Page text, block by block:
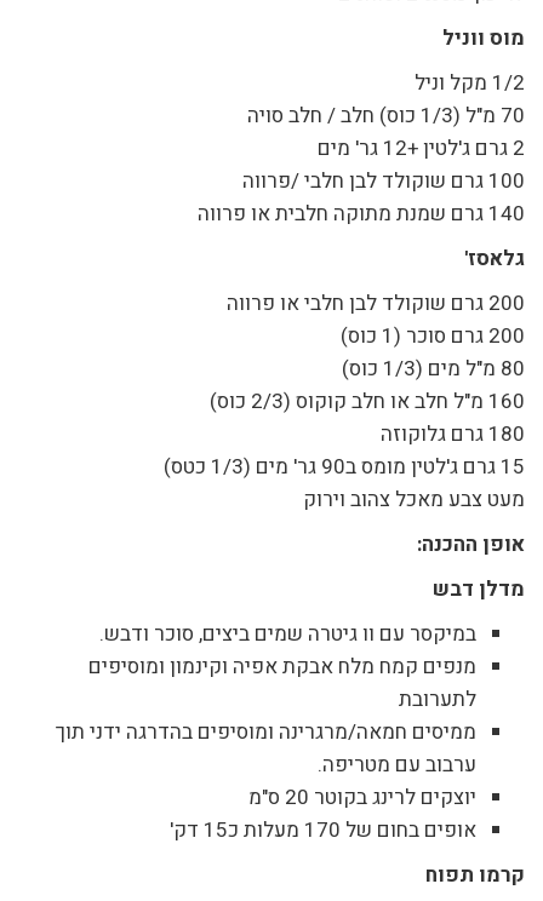
מוס ווניל
1/2 מקל וניל
70 מ"ל (1/3 כוס) חלב / חלב סויה
2 גרם ג'לטין +12 גר' מים
100 גרם שוקולד לבן חלבי /פרווה
140 גרם שמנת מתוקה חלבית או פרווה
גלאסז'
200 גרם שוקולד לבן חלבי או פרווה
200 גרם סוכר (1 כוס)
80 מ"ל מים (1/3 כוס)
160 מ"ל חלב או חלב קוקוס (2/3 כוס)
180 גרם גלוקוזה
15 גרם ג'לטין מומס ב90 גר' מים (1/3 כטס)
מעט צבע מאכל צהוב וירוק
אופן ההכנה:
מדלן דבש
במיקסר עם וו גיטרה שמים ביצים, סוכר ודבש.
מנפים קמח מלח אבקת אפיה וקינמון ומוסיפים
לתערובת
ממיסים חמאה/מרגרינה ומוסיפים בהדרגה ידני תוך
ערבוב עם מטריפה.
יוצקים לרינג בקוטר 20 ס"מ
אופים בחום של 170 מעלות כ15 דק'
קרמו תפוח